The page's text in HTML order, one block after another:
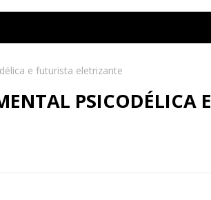
e futurista eletrizante
PSICODÉLICA E